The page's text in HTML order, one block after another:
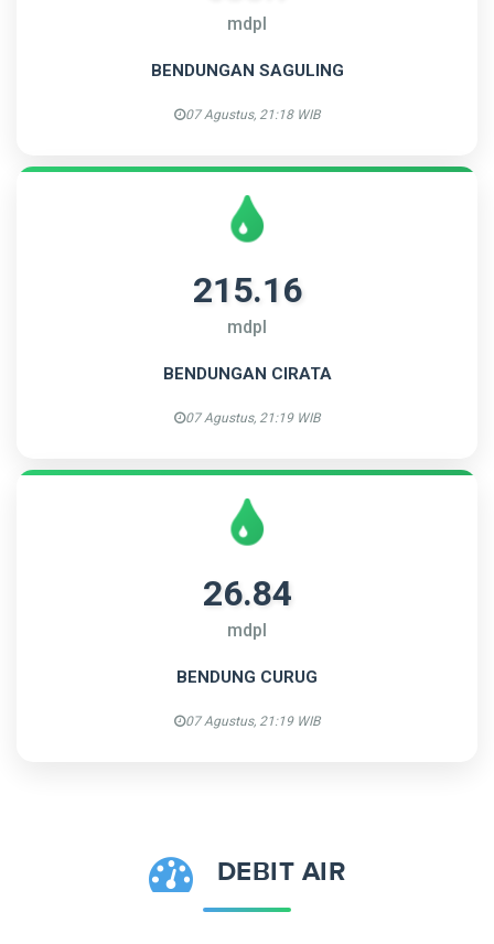
mdpl
BENDUNGAN SAGULING
07 Agustus, 21:18 WIB
215.16
mdpl
BENDUNGAN CIRATA
07 Agustus, 21:19 WIB
26.84
mdpl
BENDUNG CURUG
07 Agustus, 21:19 WIB
DEBIT AIR